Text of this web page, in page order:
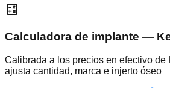
calculate
Calculadora de implante —
Calibrada a los precios en efectivo
ajusta cantidad, marca e injerto óseo